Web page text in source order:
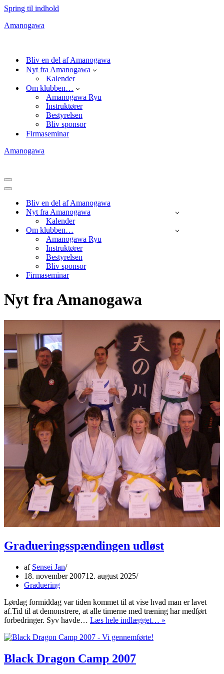
Spring til indhold
Amanogawa
Bliv en del af Amanogawa
Nyt fra Amanogawa
Kalender
Om klubben…
Amanogawa Ryu
Instruktører
Bestyrelsen
Bliv sponsor
Firmaseminar
Amanogawa
Navigation
menu
Navigation
Bliv en del af Amanogawa
Nyt fra Amanogawa
Kalender
Om klubben…
Amanogawa Ryu
Instruktører
Bestyrelsen
Bliv sponsor
Firmaseminar
Nyt fra Amanogawa
Gradueringsspændingen udløst
af Sensei Jan
18. november 200712. august 2025
Graduering
Lørdag formiddag var tiden kommet til at vise hvad man er lavet
af.Tid til at demonstrere, at alle timerne med træning har medført
forbedringer. Syv havde… Læs hele indlægget… »
Black Dragon Camp 2007